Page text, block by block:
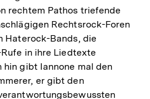
rechtem Pathos triefende
Rechtsrock-Foren
Haterock-Bands, die
in ihre Liedtexte
hin gibt Iannone mal den
er gibt den